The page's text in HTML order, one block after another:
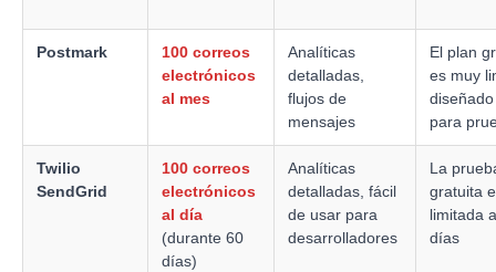
Postmark
100 correos
electrónicos
al mes
Analíticas
detalladas,
flujos de
mensajes
El plan
es muy
para
Twilio
SendGrid
100 correos
electrónicos
al día
(durante 60
días)
Analíticas
detalladas, fácil
de usar para
desarrolladores
La
gratuita
limitada
días